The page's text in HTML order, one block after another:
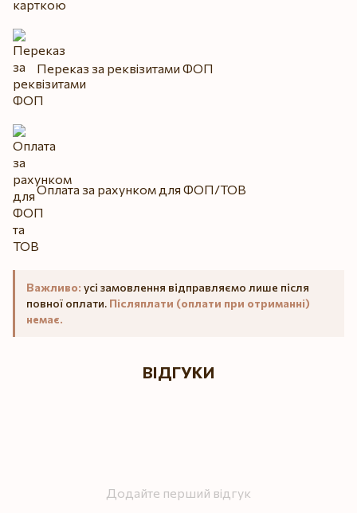
Переказ за реквізитами ФОП
Оплата за рахунком для ФОП/ТОВ
Важливо: усі замовлення відправляємо лише після
повної оплати. Післяплати (оплати при отриманні)
немає.
ВІДГУКИ
Додайте перший відгук